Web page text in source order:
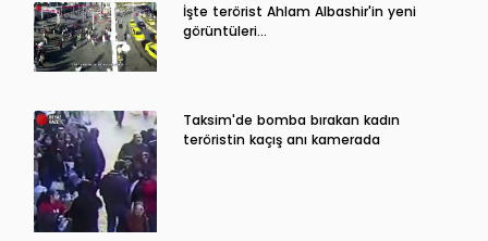
İşte terörist Ahlam Albashir'in yeni
görüntüleri…
Taksim'de bomba bırakan kadın
teröristin kaçış anı kamerada